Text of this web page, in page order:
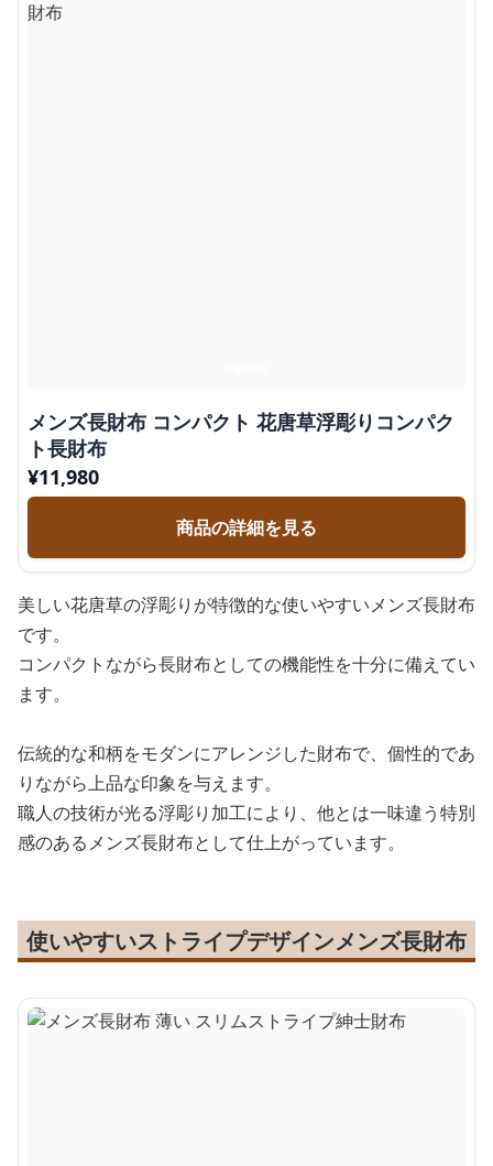
メンズ長財布 コンパクト 花唐草浮彫りコンパク
ト長財布
¥11,980
商品の詳細を見る
美しい花唐草の浮彫りが特徴的な使いやすいメンズ長財布
です。
コンパクトながら長財布としての機能性を十分に備えてい
ます。
伝統的な和柄をモダンにアレンジした財布で、個性的であ
りながら上品な印象を与えます。
職人の技術が光る浮彫り加工により、他とは一味違う特別
感のあるメンズ長財布として仕上がっています。
使いやすいストライプデザインメンズ長財布